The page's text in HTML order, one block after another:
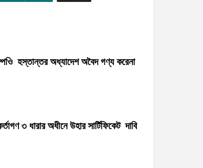
হস্তান্তর অধ্যাদেশ অবৈদ গণ্য করেনা
৩ ধারার অধীনে উহার সার্টিফিকেট দাবি